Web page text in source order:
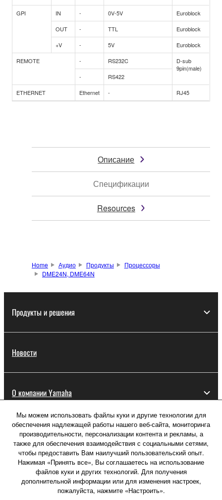
GPI
IN - 0V-5V
Euroblock
OUT
- TTL
Euroblock
+V
- 5V
Euroblock
REMOTE
- RS232C
D-sub
9pin(male)
-
RS422
ETHERNET
Ethernet - RJ45
Описание
Спецификации
Resources
Home Аудио Продукты
Процессоры
DME24N, DME64N
Продукты и решения
Новости
О компании Yamaha
Россия - Русский
Потребитель
Мы можем использовать файлы куки и другие технологии для
обеспечения надлежащей работы нашего веб-сайта, мониторинга
производительности, персонализации контента и рекламы, а
также для обеспечения взаимодействия с социальными сетями,
чтобы предоставить Вам наилучший пользовательский опыт.
Нажимая «Принять все», Вы соглашаетесь на использование
файлов куки и других технологий. Для получения
дополнительной информации или для изменения настроек,
пожалуйста, нажмите «Настроить».
Свяжитесь с нами
Условия использования
Политика конфиденциальности